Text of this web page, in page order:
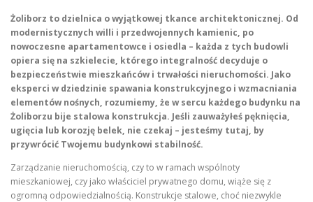
Żoliborz to dzielnica o wyjątkowej tkance architektonicznej. Od
modernistycznych willi i przedwojennych kamienic, po
nowoczesne apartamentowce i osiedla – każda z tych budowli
opiera się na szkielecie, którego integralność decyduje o
bezpieczeństwie mieszkańców i trwałości nieruchomości. Jako
eksperci w dziedzinie spawania konstrukcyjnego i wzmacniania
elementów nośnych, rozumiemy, że w sercu każdego budynku na
Żoliborzu bije stalowa konstrukcja. Jeśli zauważyłeś pęknięcia,
ugięcia lub korozję belek, nie czekaj – jesteśmy tutaj, by
przywrócić Twojemu budynkowi stabilność.
Zarządzanie nieruchomością, czy to w ramach wspólnoty
mieszkaniowej, czy jako właściciel prywatnego domu, wiąże się z
ogromną odpowiedzialnością. Konstrukcje stalowe, choć niezwykle